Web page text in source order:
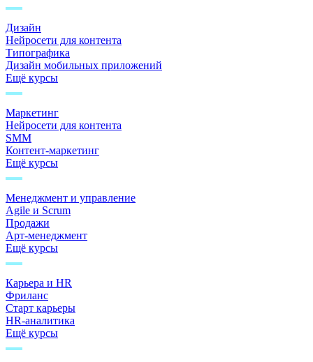
Дизайн
Нейросети для контента
Типографика
Дизайн мобильных приложений
Ещё курсы
Маркетинг
Нейросети для контента
SMM
Контент-маркетинг
Ещё курсы
Менеджмент и управление
Agile и Scrum
Продажи
Арт-менеджмент
Ещё курсы
Карьера и HR
Фриланс
Старт карьеры
HR-аналитика
Ещё курсы